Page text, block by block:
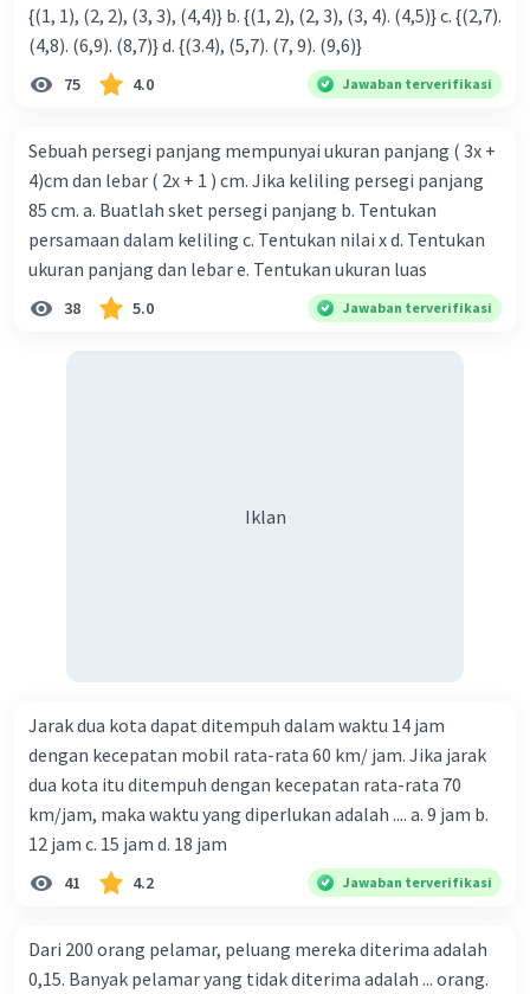
{(1, 1), (2, 2), (3, 3), (4,4)} b. {(1, 2), (2, 3), (3, 4). (4,5)} c. {(2,7).
(4,8). (6,9). (8,7)} d. {(3.4), (5,7). (7, 9). (9,6)}
75 4.0 Jawaban terverifikasi
Sebuah persegi panjang mempunyai ukuran panjang ( 3x +
4)cm dan lebar ( 2x + 1 ) cm. Jika keliling persegi panjang
85 cm. a. Buatlah sket persegi panjang b. Tentukan
persamaan dalam keliling c. Tentukan nilai x d. Tentukan
ukuran panjang dan lebar e. Tentukan ukuran luas
38 5.0 Jawaban terverifikasi
Iklan
Jarak dua kota dapat ditempuh dalam waktu 14 jam
dengan kecepatan mobil rata-rata 60 km/ jam. Jika jarak
dua kota itu ditempuh dengan kecepatan rata-rata 70
km/jam, maka waktu yang diperlukan adalah .... a. 9 jam b.
12 jam c. 15 jam d. 18 jam
41 4.2 Jawaban terverifikasi
Dari 200 orang pelamar, peluang mereka diterima adalah
0,15. Banyak pelamar yang tidak diterima adalah ... orang.